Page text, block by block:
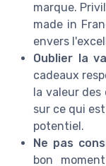
marque.
made in
envers
Oublier la
cadeaux
la valeur
sur ce qui
potentiel.
Ne pas
bon